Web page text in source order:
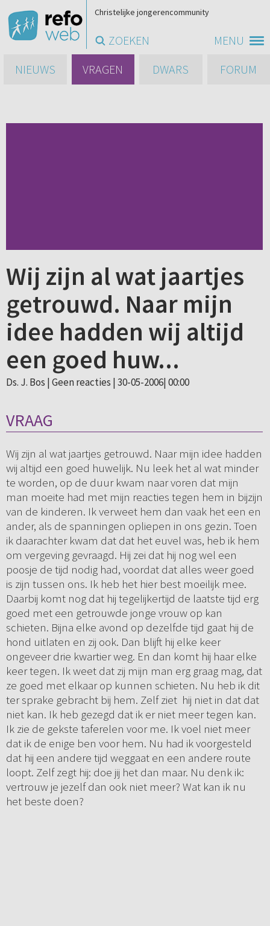
MENU
Christelijke jongerencommunity
ZOEKEN
NIEUWS
VRAGEN DWARS FORUM
Wij zijn al wat jaartjes
getrouwd. Naar mijn
idee hadden wij altijd
een goed huw...
Ds. J. Bos | Geen reacties | 30-05-2006| 00:00
VRAAG
Wij zijn al wat jaartjes getrouwd. Naar mijn idee hadden
wij altijd een goed huwelijk. Nu leek het al wat minder
te worden, op de duur kwam naar voren dat mijn
man moeite had met mijn reacties tegen hem in bijzijn
van de kinderen. Ik verweet hem dan vaak het een en
ander, als de spanningen opliepen in ons gezin. Toen
ik daarachter kwam dat dat het euvel was, heb ik hem
om vergeving gevraagd. Hij zei dat hij nog wel een
poosje de tijd nodig had, voordat dat alles weer goed
is zijn tussen ons. Ik heb het hier best moeilijk mee.
Daarbij komt nog dat hij tegelijkertijd de laatste tijd erg
goed met een getrouwde jonge vrouw op kan
schieten. Bijna elke avond op dezelfde tijd gaat hij de
hond uitlaten en zij ook. Dan blijft hij elke keer
ongeveer drie kwartier weg. En dan komt hij haar elke
keer tegen. Ik weet dat zij mijn man erg graag mag, dat
ze goed met elkaar op kunnen schieten. Nu heb ik dit
ter sprake gebracht bij hem. Zelf ziet hij niet in dat dat
niet kan. Ik heb gezegd dat ik er niet meer tegen kan.
Ik zie de gekste taferelen voor me. Ik voel niet meer
dat ik de enige ben voor hem. Nu had ik voorgesteld
dat hij een andere tijd weggaat en een andere route
loopt. Zelf zegt hij: doe jij het dan maar. Nu denk ik:
vertrouw je jezelf dan ook niet meer? Wat kan ik nu
het beste doen?